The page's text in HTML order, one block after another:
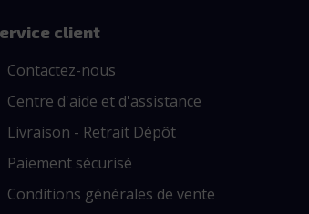
client
Contactez-nous
Centre d'aide et d'assistance
Livraison - Retrait Dépôt
Paiement sécurisé
Conditions générales de vente